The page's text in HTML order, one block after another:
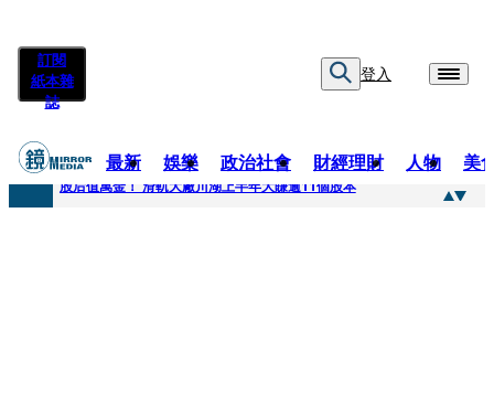
訂閱
紙本雜
誌
登入
最新 娛樂 政治社會 財經理財 人物 美
快訊
股后值萬金！ 滑軌大廠川湖上半年大賺逾11個股本